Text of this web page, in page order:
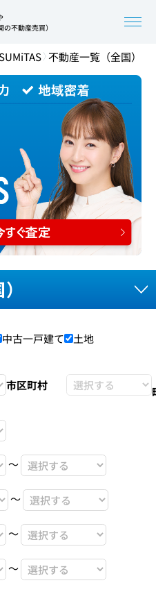
不動産売買）
SUMiTAS 不動産一覧（全国）
中古一戸建て 土地
市区町村
〜
〜
〜
〜